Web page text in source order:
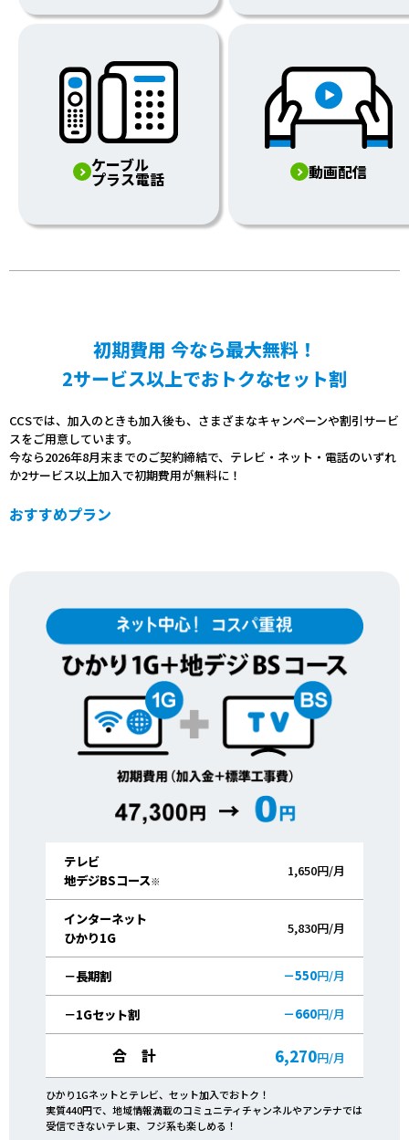
ケーブル
プラス電話 動画配信
初期費用 今なら最大無料！
2サービス以上でおトクなセット割
CCSでは、加入のときも加入後も、さまざまなキャンペーンや割引サービ
スをご用意しています。
今なら2026年8月末までのご契約締結で、テレビ・ネット・電話のいずれ
か2サービス以上加入で初期費用が無料に！
おすすめプラン
テレビ
地デジBSコース※
1,650円/月
インターネット
ひかり1G
5,830円/月
－長期割 －550円/月
－1Gセット割 －660円/月
合 計 6,270円/月
ひかり1Gネットとテレビ、セット加入でおトク！
実質440円で、地域情報満載のコミュニティチャンネルやアンテナでは
受信できないテレ東、フジ系も楽しめる！